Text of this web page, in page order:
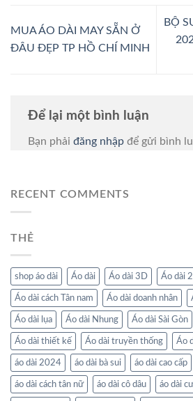
MUA ÁO DÀI MAY SẴN Ở
ĐÂU ĐẸP TP HỒ CHÍ MINH
BỘ
Để lại một bình luận
Bạn phải đăng nhập để gửi bình
RECENT COMMENTS
THẺ
shop áo dài Áo dài Áo dài 3D Áo dài
Áo dài cách Tân nam Áo dài doanh nhân
Áo dài lụa Áo dài Nhung Áo dài Sài Gòn
Áo dài thiết kế Áo dài truyền thống Áo
áo dài 2024 áo dài bà sui áo dài cao cấp
áo dài cách tân nữ áo dài cô dâu áo dài